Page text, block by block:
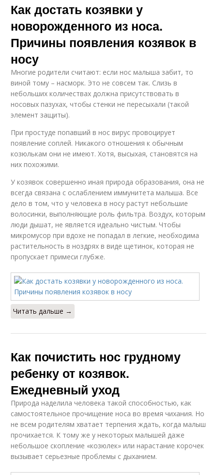
Как достать козявки у
новорожденного из носа.
Причины появления козявок в
носу
Многие родители считают: если нос малыша забит, то
виной тому – насморк. Это не совсем так. Слизь в
небольших количествах должна присутствовать в
носовых пазухах, чтобы стенки не пересыхали (такой
элемент защиты).
При простуде попавший в нос вирус провоцирует
появление соплей. Никакого отношения к обычным
козюлькам они не имеют. Хотя, высыхая, становятся на
них похожими.
У козявок совершенно иная природа образования, она не
всегда связана с ослаблением иммунитета малыша. Все
дело в том, что у человека в носу растут небольшие
волосинки, выполняющие роль фильтра. Воздух, которым
люди дышат, не является идеально чистым. Чтобы
микромусор при вдохе не попадал в легкие, необходима
растительность в ноздрях в виде щетинок, которая не
пропускает примеси глубже.
Читать дальше →
Как почистить нос грудному
ребенку от козявок.
Ежедневный уход
Природа наделила человека такой способностью, как
самостоятельное прочищение носа во время чихания. Но
не всем родителям хватает терпения ждать, когда малыш
прочихается. К тому же у некоторых малышей даже
небольшое скопление «козюлек» или нарастание корочек
вызывает серьезные проблемы с дыханием.